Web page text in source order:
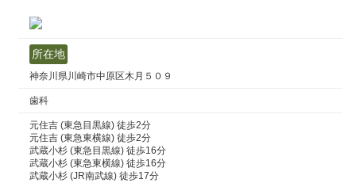
所在地
神奈川県川崎市中原区木月５０９
歯科
元住吉 (東急目黒線) 徒歩2分
元住吉 (東急東横線) 徒歩2分
武蔵小杉 (東急目黒線) 徒歩16分
武蔵小杉 (東急東横線) 徒歩16分
武蔵小杉 (JR南武線) 徒歩17分